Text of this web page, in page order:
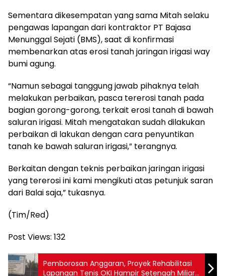
Sementara dikesempatan yang sama Mitah selaku
pengawas lapangan dari kontraktor PT Bajasa
Menunggal Sejati (BMS), saat di konfirmasi
membenarkan atas erosi tanah jaringan irigasi way
bumi agung.
“Namun sebagai tanggung jawab pihaknya telah
melakukan perbaikan, pasca tererosi tanah pada
bagian gorong-gorong, terkait erosi tanah di bawah
saluran irigasi. Mitah mengatakan sudah dilakukan
perbaikan di lakukan dengan cara penyuntikan
tanah ke bawah saluran irigasi,” terangnya.
Berkaitan dengan teknis perbaikan jaringan irigasi
yang tererosi ini kami mengikuti atas petunjuk saran
dari Balai saja,” tukasnya.
(Tim/Red)
Post Views: 132
Pemborosan Anggaran, Proyek Rehabilitasi
Lapangan Tenis OKI Hampir Setengah Miliar